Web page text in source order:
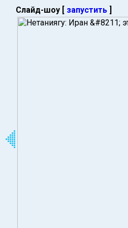
Слайд-шоу [ запустить ]